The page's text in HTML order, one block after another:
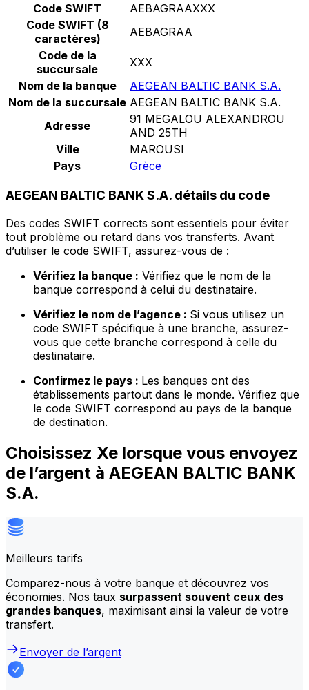
Code SWIFT
AEBAGRAAXXX
Code SWIFT (8
caractères)
AEBAGRAA
Code de la
succursale
XXX
Nom de la banque
AEGEAN BALTIC BANK S.A.
Nom de la succursale AEGEAN BALTIC BANK S.A.
Adresse
91 MEGALOU ALEXANDROU
AND 25TH
Ville
MAROUSI
Pays
Grèce
AEGEAN BALTIC BANK S.A. détails du code
Des codes SWIFT corrects sont essentiels pour éviter
tout problème ou retard dans vos transferts. Avant
d’utiliser le code SWIFT, assurez-vous de :
Vérifiez la banque : Vérifiez que le nom de la
banque correspond à celui du destinataire.
Vérifiez le nom de l’agence : Si vous utilisez un
code SWIFT spécifique à une branche, assurez-
vous que cette branche correspond à celle du
destinataire.
Confirmez le pays : Les banques ont des
établissements partout dans le monde. Vérifiez que
le code SWIFT correspond au pays de la banque
de destination.
Choisissez Xe lorsque vous envoyez
de l’argent à AEGEAN BALTIC BANK
S.A.
Meilleurs tarifs
Comparez-nous à votre banque et découvrez vos
économies. Nos taux surpassent souvent ceux des
grandes banques, maximisant ainsi la valeur de votre
transfert.
Envoyer de l’argent